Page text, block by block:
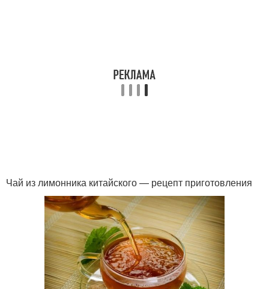
Чай из лимонника китайского — рецепт приготовления